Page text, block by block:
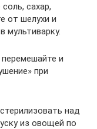
сахар,
от шелухи и
мультиварку.
и
при
над
из овощей по